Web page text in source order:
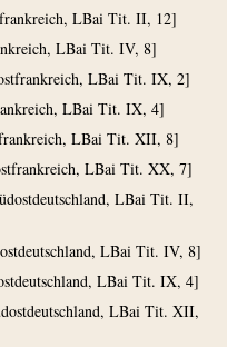
LBai Tit. II, 12]
LBai Tit. IV, 8]
LBai Tit. IX, 2]
LBai Tit. IX, 4]
LBai Tit. XII, 8]
LBai Tit. XX, 7]
LBai Tit. II,
LBai Tit. IV, 8]
LBai Tit. IX, 4]
LBai Tit. XII,